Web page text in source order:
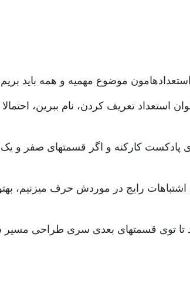
استعدادهامون موضوع مهمیه و همه باید
اون رو به عنوان استعداد تعریف کردن، نام
کارکنه و اگر قسمتهای صفر و یک
رایج در موردش حرف میزنیم،
تا توی قسمتهای بعدی سری طراحی